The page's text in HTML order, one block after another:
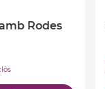
Rodes